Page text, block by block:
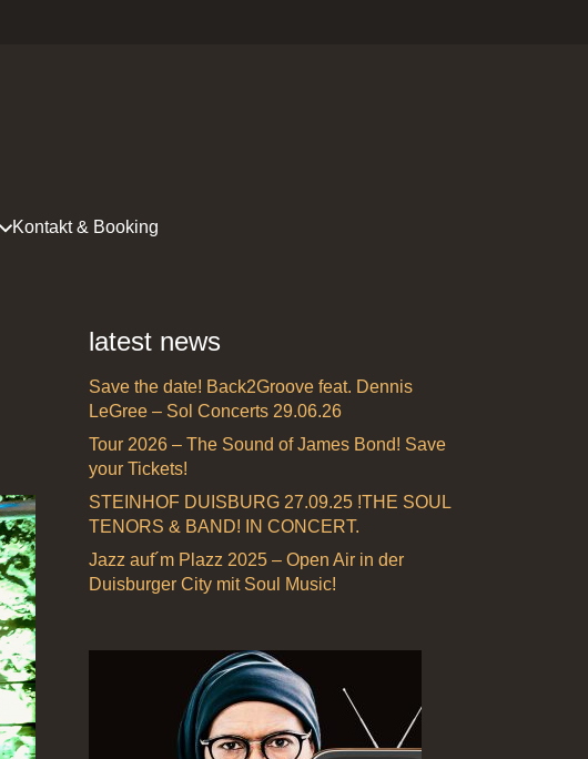
Kontakt & Booking
latest news
Save the date! Back2Groove feat. Dennis
LeGree – Sol Concerts 29.06.26
Tour 2026 – The Sound of James Bond! Save
your Tickets!
STEINHOF DUISBURG 27.09.25 !THE SOUL
TENORS & BAND! IN CONCERT.
Jazz auf´m Plazz 2025 – Open Air in der
Duisburger City mit Soul Music!